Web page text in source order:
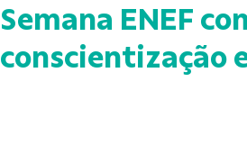
Semana ENEF
conscientização